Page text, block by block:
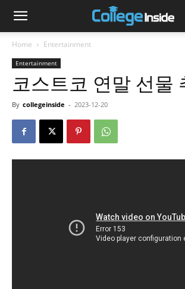
Home Entertainment
Entertainment
코스트코 연말 선물
By collegeinside - 2023-12-20